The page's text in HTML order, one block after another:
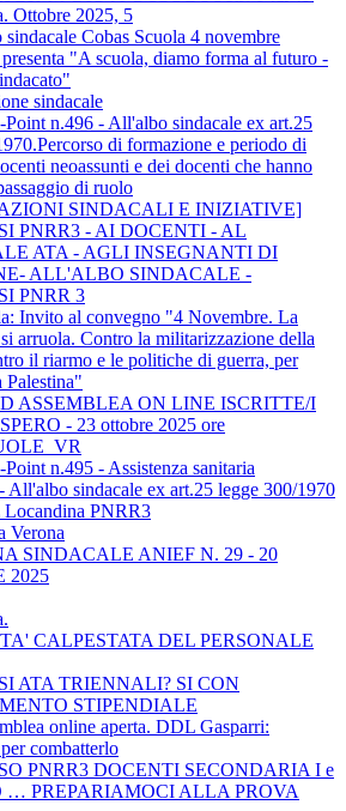
Ottobre 2025, 5
sindacale Cobas Scuola 4 novembre
"A scuola, diamo forma al futuro -
sindacale
Point n.496 - All'albo sindacale ex art.25
di formazione e periodo di
neoassunti e dei docenti che hanno
di ruolo
SINDACALI E INIZIATIVE]
PNRR3 - AI DOCENTI - AL
ATA - AGLI INSEGNANTI DI
ALL'ALBO SINDACALE -
PNRR 3
Invito al convegno "4 Novembre. La
arruola. Contro la militarizzazione della
il riarmo e le politiche di guerra, per
Palestina"
ASSEMBLEA ON LINE ISCRITTE/I
- 23 ottobre 2025 ore
n.495 - Assistenza sanitaria
All'albo sindacale ex art.25 legge 300/1970
PNRR3
Verona
SINDACALE ANIEF N. 29 - 20
2025
CALPESTATA DEL PERSONALE
ATA TRIENNALI? SI CON
STIPENDIALE
online aperta. DDL Gasparri:
combatterlo
PNRR3 DOCENTI SECONDARIA I e
… PREPARIAMOCI ALLA PROVA